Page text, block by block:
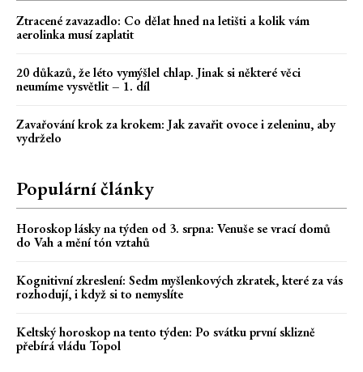
Ztracené zavazadlo: Co dělat hned na letišti a kolik vám
aerolinka musí zaplatit
20 důkazů, že léto vymýšlel chlap. Jinak si některé věci
neumíme vysvětlit – 1. díl
Zavařování krok za krokem: Jak zavařit ovoce i zeleninu, aby
vydrželo
Populární články
Horoskop lásky na týden od 3. srpna: Venuše se vrací domů
do Vah a mění tón vztahů
Kognitivní zkreslení: Sedm myšlenkových zkratek, které za vás
rozhodují, i když si to nemyslíte
Keltský horoskop na tento týden: Po svátku první sklizně
přebírá vládu Topol